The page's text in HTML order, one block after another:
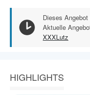
Dieses
Aktuelle
XXXLutz
HIGHLIGHTS